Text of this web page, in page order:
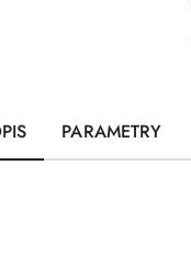
PARAMETRY